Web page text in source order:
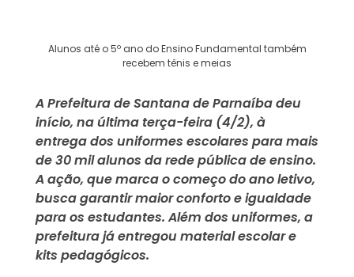
Alunos até o 5º ano do Ensino Fundamental também
recebem tênis e meias
A Prefeitura de Santana de Parnaíba deu
início, na última terça-feira (4/2), à
entrega dos uniformes escolares para mais
de 30 mil alunos da rede pública de ensino.
A ação, que marca o começo do ano letivo,
busca garantir maior conforto e igualdade
para os estudantes. Além dos uniformes, a
prefeitura já entregou material escolar e
kits pedagógicos.